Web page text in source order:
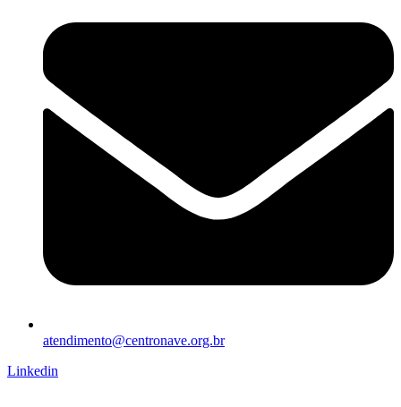
atendimento@centronave.org.br
Linkedin